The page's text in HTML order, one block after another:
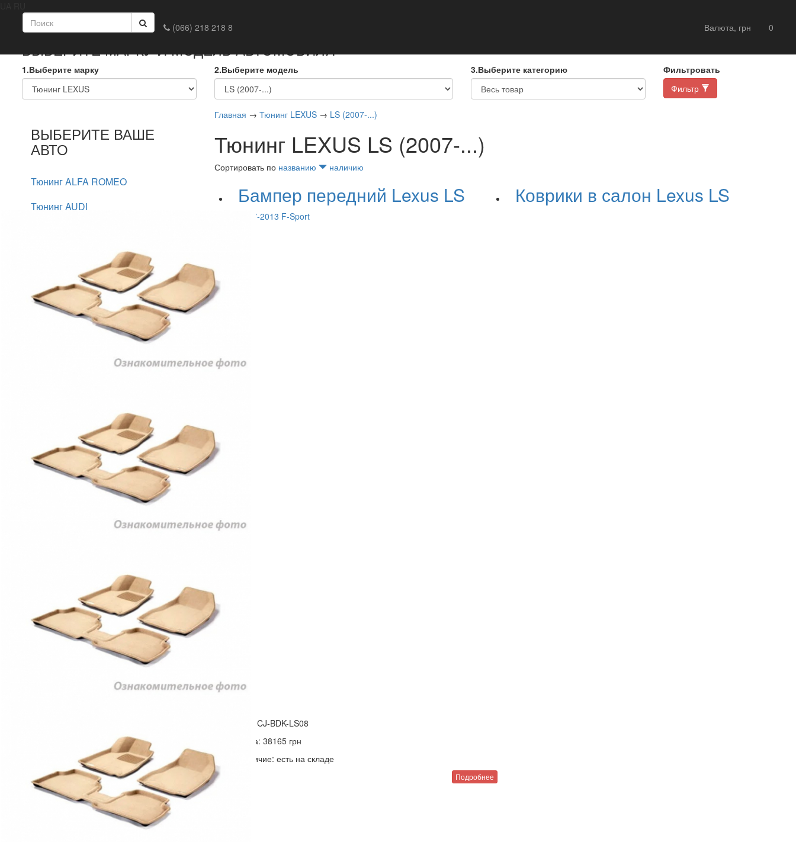
(066) 218 218 8
Валюта, грн 0
Главная Обмен и возврат
ВЫБЕРИТЕ МАРКУ И МОДЕЛЬ АВТОМОБИЛЯ
1.Выберите марку 2.Выберите модель 3.Выберите категорию
Фильтровать
Фильтр
ВЫБЕРИТЕ ВАШЕ
АВТО
Тюнинг ALFA ROMEO
Тюнинг AUDI
Тюнинг CHEVROLET
Тюнинг CHRYSLER
Тюнинг CITROEN
Тюнинг FORD
Тюнинг HONDA
Тюнинг HUMMER
Тюнинг KIA
Тюнинг LAMBORGHINI
Тюнинг LAND ROVER
LX600 (2022-...)
RX (1997-2003)
RX (2004-2009)
RX (2009-2015) RX (2016-2022) RX (2022-...)
UX (2019-...)
Тюнинг MAZDA
Тюнинг MERCEDES
Главная → Тюнинг LEXUS → LS (2007-...)
Тюнинг LEXUS LS (2007-...)
Сортировать по названию наличию
Бампер передний Lexus LS
2007-2013 F-Sport
CJ-BDK-LS08
Цена: 38165 грн
Наличие: есть на складе
Подробнее
Коврики в салон Lexus LS